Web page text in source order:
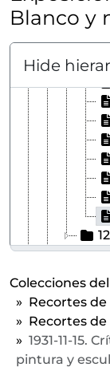
Blanco y
Hide
Colecciones
Recortes
Recortes de
1931-11-15.
pintura y